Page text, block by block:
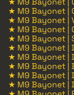
★ M9 Bayonet |
★ M9 Bayonet |
★ M9 Bayonet |
★ M9 Bayonet |
★ M9 Bayonet |
★ M9 Bayonet |
★ M9 Bayonet |
★ M9 Bayonet |
★ M9 Bayonet |